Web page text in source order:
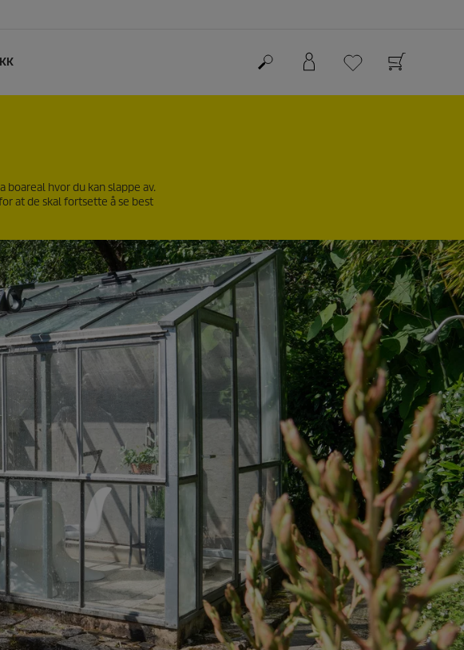
boareal hvor du kan slappe av.
at de skal fortsette å se best